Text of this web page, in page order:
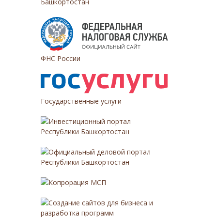
ФНС России
Государственные услуги
Инвестиционный портал
Республики Башкортостан
Официальный деловой портал
Республики Башкортостан
Копрорация МСП
Создание сайтов для бизнеса и
разработка программ